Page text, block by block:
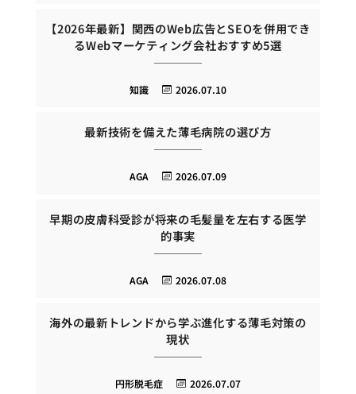
【2026年最新】関西のWeb広告とSEOを併用でき
るWebマーケティング会社おすすめ5選
2026.07.10
知識
最新技術を備えた薄毛病院の選び方
2026.07.09
AGA
早期の皮膚科受診が将来の毛髪量を左右する医学
的事実
2026.07.08
AGA
海外の最新トレンドから学ぶ進化する薄毛対策の
現状
2026.07.07
円形脱毛症